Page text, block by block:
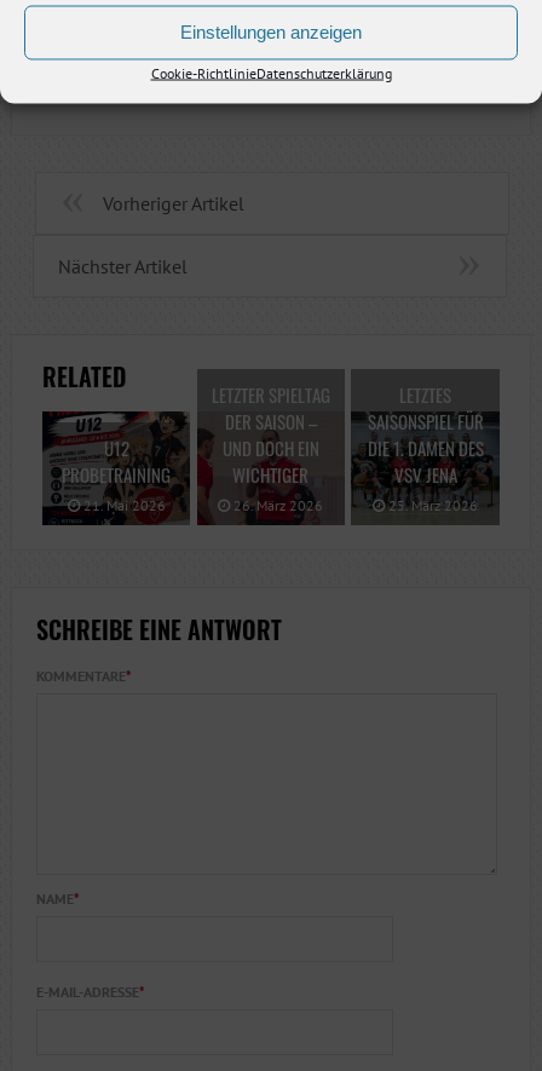
Einstellungen anzeigen
Cookie-RichtlinieDatenschutzerklärung
P.S.: Schmalle ist nur einmal Jahr…. Olé, Olé
Vorheriger Artikel
Nächster Artikel
RELATED
U12
PROBETRAINING
21. Mai 2026
LETZTER SPIELTAG
DER SAISON –
UND DOCH EIN
WICHTIGER
26. März 2026
LETZTES
SAISONSPIEL FÜR
DIE 1. DAMEN DES
VSV JENA
25. März 2026
SCHREIBE EINE ANTWORT
KOMMENTARE*
NAME*
E-MAIL-ADRESSE*